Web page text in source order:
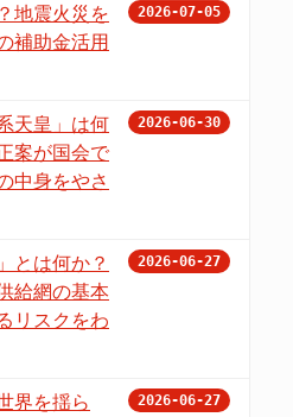
地震火災を
補助金活用
2026-07-05
天皇」は何
案が国会で
中身をやさ
2026-06-30
とは何か？
給網の基本
リスクをわ
2026-06-27
界を揺ら
2026-06-27